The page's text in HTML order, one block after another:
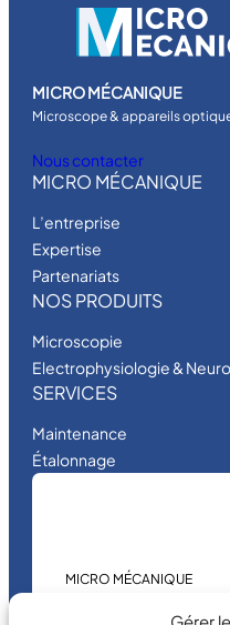
Gérer
MICRO MÉCANIQUE
Microscope & appareils
Nous contacter
MICRO MÉCANIQUE
L’entreprise
Expertise
Partenariats
NOS PRODUITS
Microscopie
Electrophysiologie &
SERVICES
Maintenance
Étalonnage
MICRO MÉCANIQUE